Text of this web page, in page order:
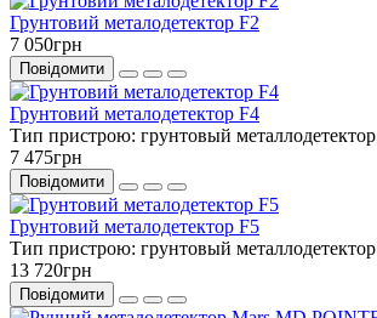
Грунтовий металодетектор F2
7 050грн
Повідомити
Грунтовий металодетектор F4
Тип пристрою: грунтовый металлодетектор
7 475грн
Повідомити
Грунтовий металодетектор F5
Тип пристрою: грунтовый металлодетектор
13 720грн
Повідомити